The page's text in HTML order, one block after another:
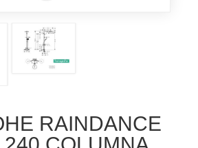
RAINDANCE